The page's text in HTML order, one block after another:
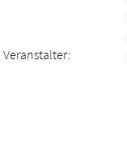
Veranstalter: